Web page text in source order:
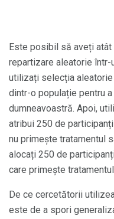
Este posibil să aveți
repartizare aleatorie
utilizați selecția
dintr-o populație pentru
dumneavoastră. Apoi,
atribui 250 de participanți
nu primește tratamentul
alocați 250 de
care primește
De ce cercetătorii
este de a spori